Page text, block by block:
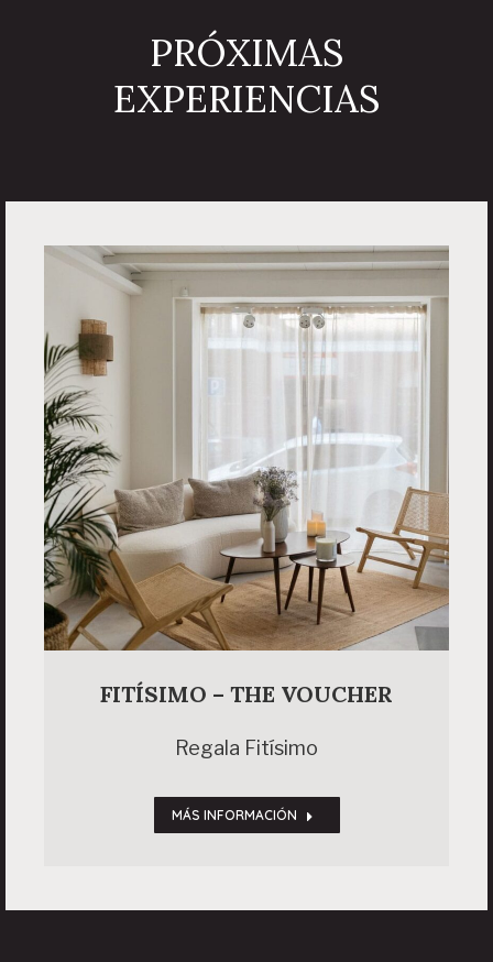
PRÓXIMAS
EXPERIENCIAS
FITÍSIMO – THE VOUCHER
Regala Fitísimo
MÁS INFORMACIÓN